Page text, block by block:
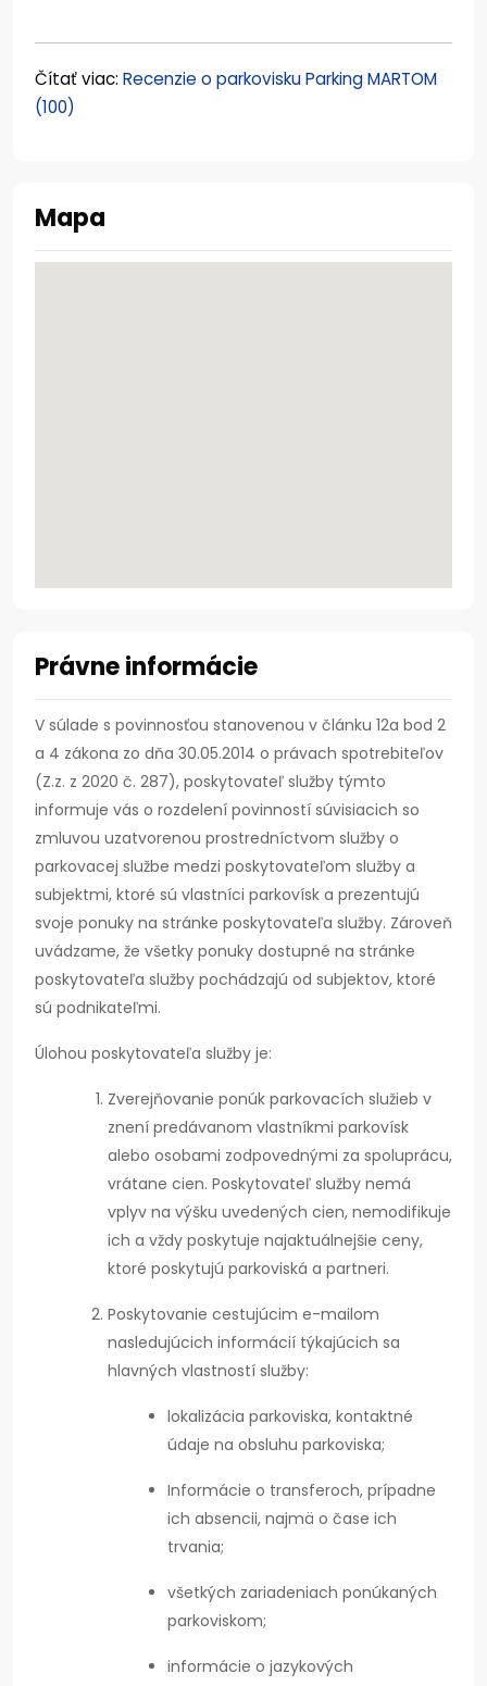
Čítať viac: Recenzie o parkovisku Parking MARTOM
(100)
Mapa
Právne informácie
V súlade s povinnosťou stanovenou v článku 12a bod 2
a 4 zákona zo dňa 30.05.2014 o právach spotrebiteľov
(Z.z. z 2020 č. 287), poskytovateľ služby týmto
informuje vás o rozdelení povinností súvisiacich so
zmluvou uzatvorenou prostredníctvom služby o
parkovacej službe medzi poskytovateľom služby a
subjektmi, ktoré sú vlastníci parkovísk a prezentujú
svoje ponuky na stránke poskytovateľa služby. Zároveň
uvádzame, že všetky ponuky dostupné na stránke
poskytovateľa služby pochádzajú od subjektov, ktoré
sú podnikateľmi.
Úlohou poskytovateľa služby je:
Zverejňovanie ponúk parkovacích služieb v
znení predávanom vlastníkmi parkovísk
alebo osobami zodpovednými za spoluprácu,
vrátane cien. Poskytovateľ služby nemá
vplyv na výšku uvedených cien, nemodifikuje
ich a vždy poskytuje najaktuálnejšie ceny,
ktoré poskytujú parkoviská a partneri.
Poskytovanie cestujúcim e-mailom
nasledujúcich informácií týkajúcich sa
hlavných vlastností služby:
lokalizácia parkoviska, kontaktné
údaje na obsluhu parkoviska;
Informácie o transferoch, prípadne
ich absencii, najmä o čase ich
trvania;
všetkých zariadeniach ponúkaných
parkoviskom;
informácie o jazykových